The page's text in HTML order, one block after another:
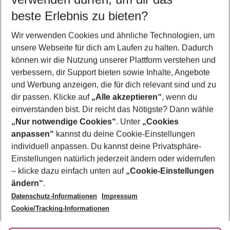
5-8 Nächte
2 Erwachsene Keine Kinder
Mehr Filter anzeigen
Footer
Footer navigation
Über uns
AGB
Bestpreisgarantie
Cookie-Einstellungen ändern
Cookie-Richtlinie
Agenturbetreuung
Barrierefreies Reisen
Folge uns
beste Erlebnis zu bieten?
Wir verwenden Cookies und ähnliche Technologien, um
unsere Webseite für dich am Laufen zu halten. Dadurch
können wir die Nutzung unserer Plattform verstehen und
verbessern, dir Support bieten sowie Inhalte, Angebote
und Werbung anzeigen, die für dich relevant sind und zu
dir passen. Klicke auf „Alle akzeptieren“, wenn du
einverstanden bist. Dir reicht das Nötigste? Dann wähle
„Nur notwendige Cookies“. Unter „Cookies
anpassen“ kannst du deine Cookie-Einstellungen
individuell anpassen. Du kannst deine Privatsphäre-
Einstellungen natürlich jederzeit ändern oder widerrufen
– klicke dazu einfach unten auf „Cookie-Einstellungen
ändern“.
Datenschutz-Informationen
Impressum
Cookie/Tracking-Informationen